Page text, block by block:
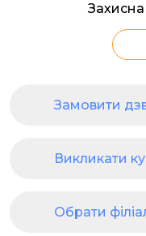
Захисна
Замовити
Викликати
Обрати